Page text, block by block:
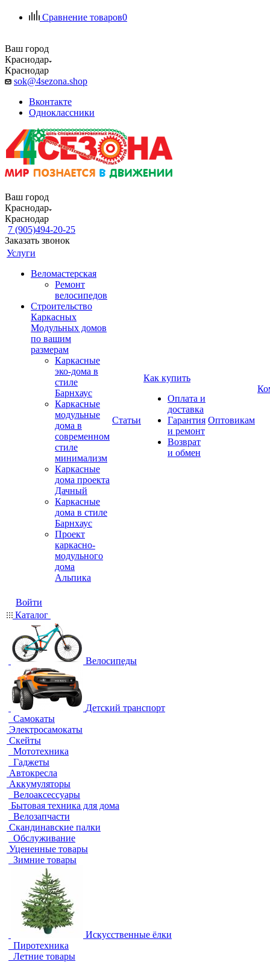
Сравнение товаров0
Ваш город
Краснодар
Краснодар
sok@4sezona.shop
Вконтакте
Одноклассники
Ваш город
Краснодар
Краснодар
7 (905)494-20-25
Заказать звонок
Услуги
Веломастерская
Ремонт
велосипедов
Строительство
Каркасных
Модульных домов
по вашим
размерам
Каркасные
эко-дома в
стиле
Барнхаус
Каркасные
модульные
дома в
современном
стиле
минимализм
Каркасные
дома проекта
Дачный
Каркасные
дома в стиле
Барнхаус
Проект
каркасно-
модульного
дома
Альпика
Статьи
Как купить
Оплата и
доставка
Гарантия
и ремонт
Возврат
и обмен
Оптовикам
Войти
Каталог
Велосипеды
Детский транспорт
Самокаты
Электросамокаты
Скейты
Мототехника
Гаджеты
Автокресла
Аккумуляторы
Велоаксессуары
Бытовая техника для дома
Велозапчасти
Скандинавские палки
Обслуживание
Уцененные товары
Зимние товары
Искусственные ёлки
Пиротехника
Летние товары